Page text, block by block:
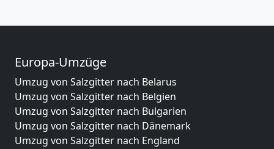
Europa-Umzüge
Umzug von Salzgitter nach Belarus
Umzug von Salzgitter nach Belgien
Umzug von Salzgitter nach Bulgarien
Umzug von Salzgitter nach Dänemark
Umzug von Salzgitter nach England